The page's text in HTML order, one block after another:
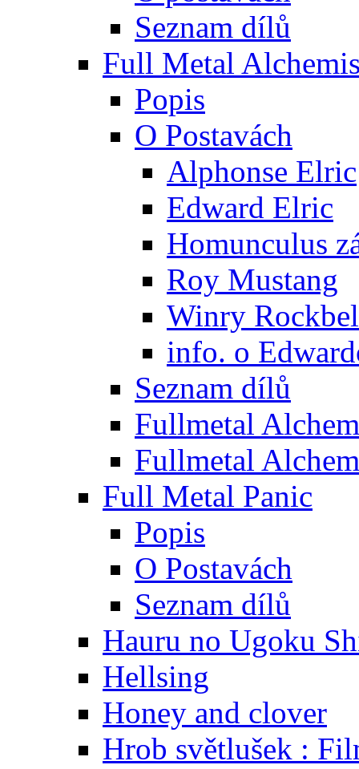
Seznam dílů
Full Metal
Popis
O Postavách
Alphonse Elric
Edward Elric
Homunculus
Roy Mustang
Winry
info. o
Seznam dílů
Fullmetal
Fullmetal
Full Metal Panic
Popis
O Postavách
Seznam dílů
Hauru no Ugoku
Hellsing
Honey and clover
Hrob světlušek :